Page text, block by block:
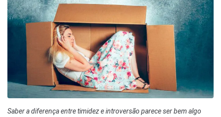
Saber a diferença entre timidez e introversão parece ser bem algo